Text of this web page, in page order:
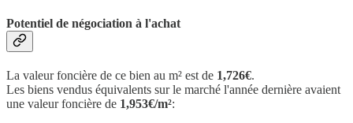
Potentiel de négociation à l'achat
La valeur foncière de ce bien au m² est de 1,726€.
Les biens vendus équivalents sur le marché l'année dernière avaient
une valeur foncière de 1,953€/m²: